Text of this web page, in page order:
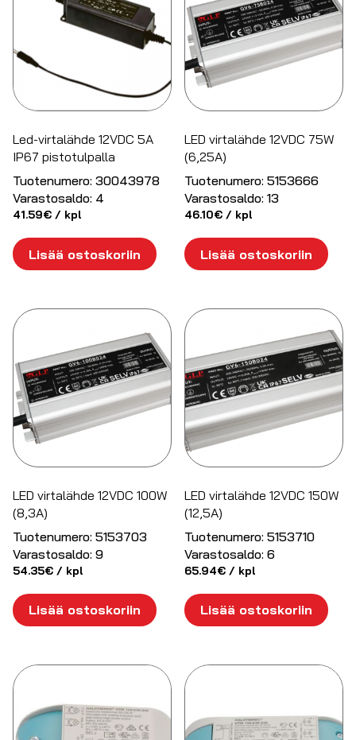
Led-virtalähde 12VDC 5A
IP67 pistotulpalla
Tuotenumero: 30043978
Varastosaldo: 4
41.59€ / kpl
Lisää ostoskoriin
LED virtalähde 12VDC 75W
(6,25A)
Tuotenumero: 5153666
Varastosaldo: 13
46.10€ / kpl
Lisää ostoskoriin
LED virtalähde 12VDC 100W
(8,3A)
Tuotenumero: 5153703
Varastosaldo: 9
54.35€ / kpl
Lisää ostoskoriin
LED virtalähde 12VDC 150W
(12,5A)
Tuotenumero: 5153710
Varastosaldo: 6
65.94€ / kpl
Lisää ostoskoriin